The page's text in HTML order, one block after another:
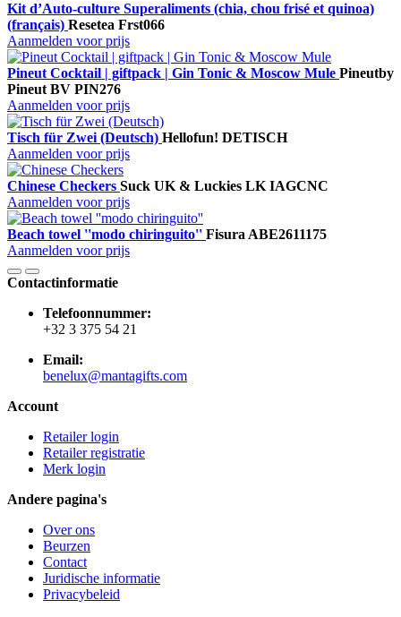
Kit d’Auto-culture Superaliments (chia, chou frisé et quinoa)
(français) Resetea Frst066
Aanmelden voor prijs
Pineut Cocktail | giftpack | Gin Tonic & Moscow Mule Pineutby
Pineut BV PIN276
Aanmelden voor prijs
Tisch für Zwei (Deutsch) Hellofun! DETISCH
Aanmelden voor prijs
Chinese Checkers Suck UK & Luckies LK IAGCNC
Aanmelden voor prijs
Beach towel ''modo chiringuito'' Fisura ABE2611175
Aanmelden voor prijs
Contactinformatie
Telefoonnummer:
+32 3 375 54 21
Email:
benelux@mantagifts.com
Account
Retailer login
Retailer registratie
Merk login
Andere pagina's
Over ons
Beurzen
Contact
Juridische informatie
Privacybeleid